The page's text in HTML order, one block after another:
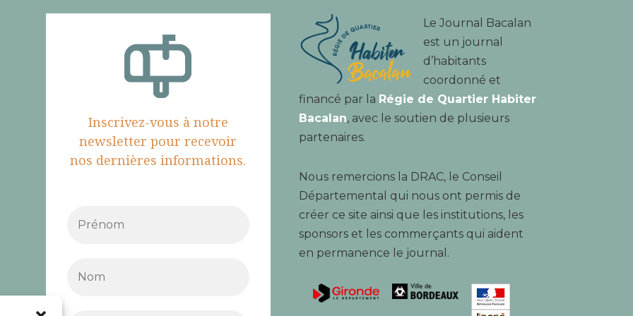
Inscrivez-vous à notre
newsletter pour recevoir
nos dernières informations.
Le Journal Bacalan
est un journal
d’habitants
coordonné et
financé par la Régie de Quartier Habiter
Bacalan, avec le soutien de plusieurs
partenaires.
Nous remercions la DRAC, le Conseil
Départemental qui nous ont permis de
créer ce site ainsi que les institutions, les
sponsors et les commerçants qui aident
en permanence le journal.